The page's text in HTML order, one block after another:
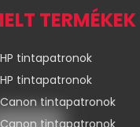
TERMÉKEK
tintapatronok
tintapatronok
tintapatronok
tintapatronok